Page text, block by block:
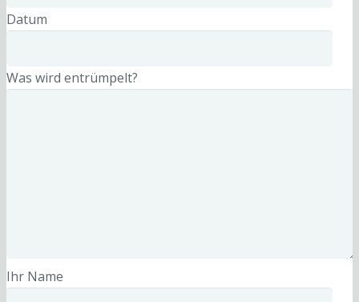
Datum
Was wird entrümpelt?
Ihr Name